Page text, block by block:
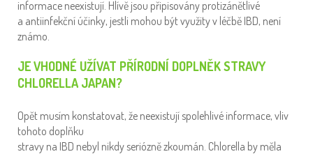
informace neexistují. Hlívě jsou připisovány protizánětlivé
a antiinfekční účinky, jestli mohou být využity v léčbě IBD, není
známo.
JE VHODNÉ UŽÍVAT PŘÍRODNÍ DOPLNĚK STRAVY
CHLORELLA JAPAN?
Opět musím konstatovat, že neexistují spolehlivé informace, vliv
tohoto doplňku
stravy na IBD nebyl nikdy seriózně zkoumán. Chlorella by měla